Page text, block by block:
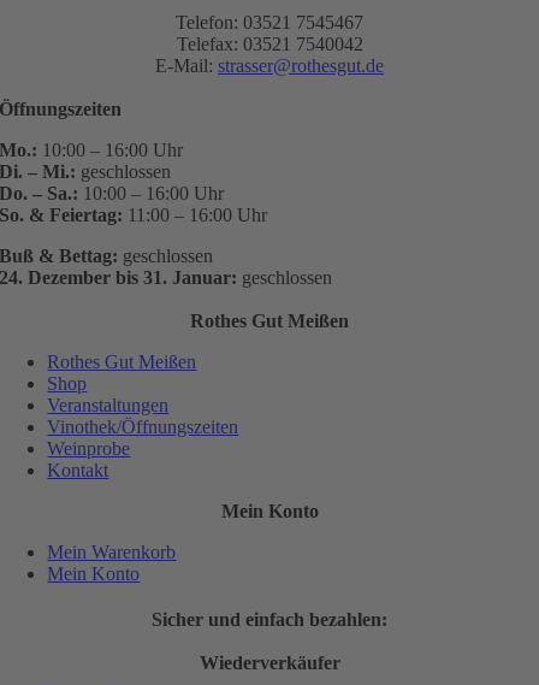
Telefon: 03521 7545467
Telefax: 03521 7540042
E-Mail: strasser@rothesgut.de
Öffnungszeiten
Mo.: 10:00 – 16:00 Uhr
Di. – Mi.: geschlossen
Do. – Sa.: 10:00 – 16:00 Uhr
So. & Feiertag: 11:00 – 16:00 Uhr
Buß & Bettag: geschlossen
24. Dezember bis 31. Januar: geschlossen
Rothes Gut Meißen
Rothes Gut Meißen
Shop
Veranstaltungen
Vinothek/Öffnungszeiten
Weinprobe
Kontakt
Mein Konto
Mein Warenkorb
Mein Konto
Sicher und einfach bezahlen:
Wiederverkäufer